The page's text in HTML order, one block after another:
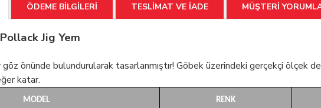
ÖDEME BİLGİLERİ TESLİMAT VE İADE MÜŞTERİ
Jig Yem
göz önünde bulundurularak tasarlanmıştır! Göbek üzerindeki gerçekçi ölçek
katar.
MODEL RENK